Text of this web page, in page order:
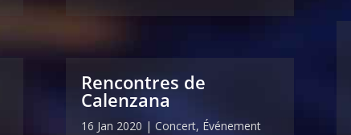
Rencontres de
Calenzana
16 Jan 2020 |Concert, Événement